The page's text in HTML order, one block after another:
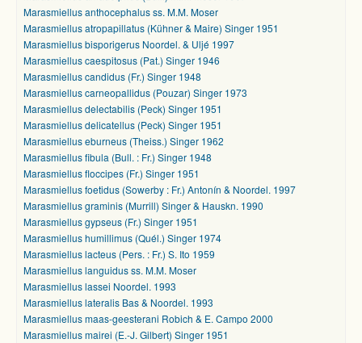
Marasmiellus anthocephalus ss. M.M. Moser
Marasmiellus atropapillatus (Kühner & Maire) Singer 1951
Marasmiellus bisporigerus Noordel. & Uljé 1997
Marasmiellus caespitosus (Pat.) Singer 1946
Marasmiellus candidus (Fr.) Singer 1948
Marasmiellus carneopallidus (Pouzar) Singer 1973
Marasmiellus delectabilis (Peck) Singer 1951
Marasmiellus delicatellus (Peck) Singer 1951
Marasmiellus eburneus (Theiss.) Singer 1962
Marasmiellus fibula (Bull. : Fr.) Singer 1948
Marasmiellus floccipes (Fr.) Singer 1951
Marasmiellus foetidus (Sowerby : Fr.) Antonín & Noordel. 1997
Marasmiellus graminis (Murrill) Singer & Hauskn. 1990
Marasmiellus gypseus (Fr.) Singer 1951
Marasmiellus humillimus (Quél.) Singer 1974
Marasmiellus lacteus (Pers. : Fr.) S. Ito 1959
Marasmiellus languidus ss. M.M. Moser
Marasmiellus lassei Noordel. 1993
Marasmiellus lateralis Bas & Noordel. 1993
Marasmiellus maas-geesterani Robich & E. Campo 2000
Marasmiellus mairei (E.-J. Gilbert) Singer 1951